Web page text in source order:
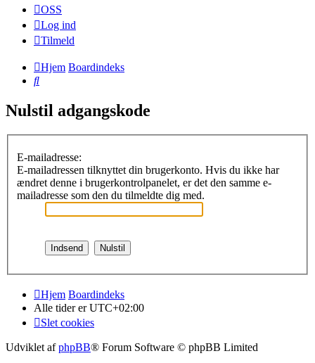
OSS
Log ind
Tilmeld
Hjem Boardindeks
Søg
Nulstil adgangskode
E-mailadresse:
E-mailadressen tilknyttet din brugerkonto. Hvis du ikke har
ændret denne i brugerkontrolpanelet, er det den samme e-
mailadresse som den du tilmeldte dig med.
Hjem Boardindeks
Alle tider erUTC+02:00
Slet cookies
Udviklet afphpBB® Forum Software © phpBB Limited